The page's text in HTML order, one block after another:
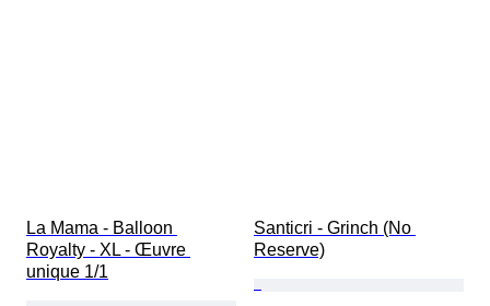
La Mama - Balloon
Royalty - XL - Œuvre
unique 1/1
Santicri - Grinch (No
Reserve)